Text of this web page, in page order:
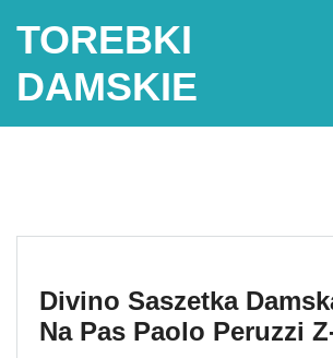
TOREBKI
DAMSKIE
Divino Saszetka
Na Pas Paolo Peruzzi